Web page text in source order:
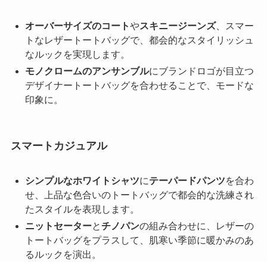
オーバーサイズのコートやスキニージーンズ、スマー
トなレザートートバッグで、都会的なスタイリッシュ
なルックを実現します。
モノクロームのアンサンブルにブランドロゴが目立つ
デザイナートートバッグを合わせることで、モードな
印象に。
スマートカジュアル
シンプルなホワイトシャツにテーパードパンツを合わ
せ、上品な色合いのトートバッグで都会的な洗練され
たスタイルを表現します。
ニットセーターとチノパンの組み合わせに、レザーの
トートバッグをプラスして、肌寒い季節に暖かみのあ
るルックを演出。